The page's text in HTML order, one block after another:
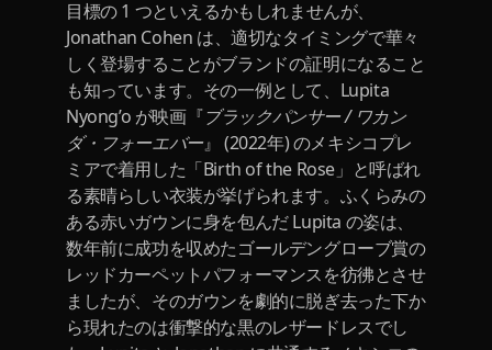
目標の 1 つといえるかもしれませんが、
Jonathan Cohen は、適切なタイミングで華々
しく登場することがブランドの証明になること
も知っています。その一例として、Lupita
Nyong’o が映画『ブラックパンサー / ワカン
ダ・フォーエバー』 (2022年) のメキシコプレ
ミアで着用した「Birth of the Rose」と呼ばれ
る素晴らしい衣装が挙げられます。ふくらみの
ある赤いガウンに身を包んだ Lupita の姿は、
数年前に成功を収めたゴールデングローブ賞の
レッドカーペットパフォーマンスを彷彿とさせ
ましたが、そのガウンを劇的に脱ぎ去った下か
ら現れたのは衝撃的な黒のレザードレスでし